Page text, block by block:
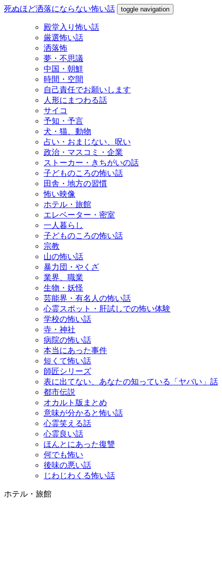
死ぬほど洒落にならない怖い話 toggle navigation
殿堂入り怖い話
厳選怖い話
洒落怖
夢・不思議
中国・朝鮮
時間・空間
自己責任でお願いします
人形にまつわる話
サイコ
予知・予言
犬・猫、動物
占い・おまじない、呪い
政治・マスコミ・企業
ストーカー・きちがいの話
子どものころの怖い話
田舎・地方の習慣
怖い映像
ホテル・旅館
エレベーター・密室
一人暮らし
子どものころの怖い話
宗教
山の怖い話
暴力団・やくざ
業界、職業
生物・妖怪
芸能界・有名人の怖い話
心霊スポット・肝試しでの怖い体験
学校の怖い話
寺・神社
病院の怖い話
本当にあった事件
短くて怖い話
師匠シリーズ
表に出てない、あなたの知っている「ヤバい」話
都市伝説
オカルト版まとめ
意味が分かると怖い話
心霊笑える話
心霊良い話
ほんとにあった復讐
何でも怖い
後味の悪い話
じわじわくる怖い話
ホテル・旅館